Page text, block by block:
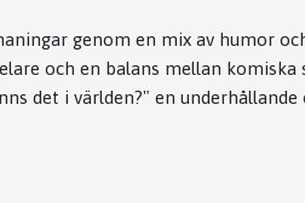
genom en mix av humor
och en balans mellan
det i världen?" en underhållande